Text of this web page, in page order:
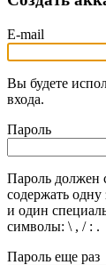
E-mail
Вы будете
входа.
Пароль
Пароль должен
содержать
и один
символы: \ , / : .
Пароль еще раз